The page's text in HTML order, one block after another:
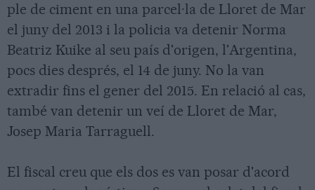
ple de ciment en una parcel·la de Lloret de Mar
el juny del 2013 i la policia va detenir Norma
Beatriz Kuike al seu país d'origen, l'Argentina,
pocs dies després, el 14 de juny. No la van
extradir fins el gener del 2015. En relació al cas,
també van detenir un veí de Lloret de Mar,
Josep Maria Tarraguell.
El fiscal creu que els dos es van posar d'acord